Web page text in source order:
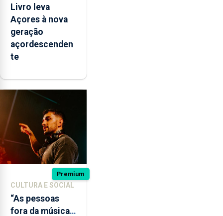
Livro leva
Açores à nova
geração
açordescenden
te
Premium
CULTURA E SOCIAL
“As pessoas
fora da música